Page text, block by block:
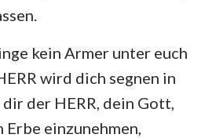
Zephanja
Sacharja
kein Armer unter euch
wird dich segnen in
dir der HERR, dein Gott,
einzunehmen,